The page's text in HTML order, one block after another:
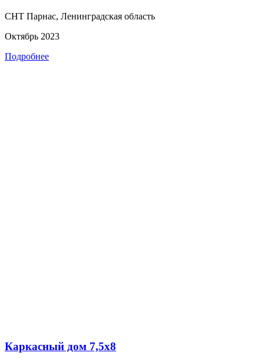
СНТ Парнас, Ленинградская область
Октябрь 2023
Подробнее
Каркасный дом 7,5х8